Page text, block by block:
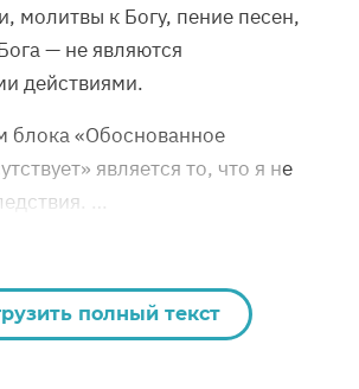
молитвы к Богу, пение песен,
— не являются
действиями.
блока «Обоснованное
является то, что я не
…
полный текст